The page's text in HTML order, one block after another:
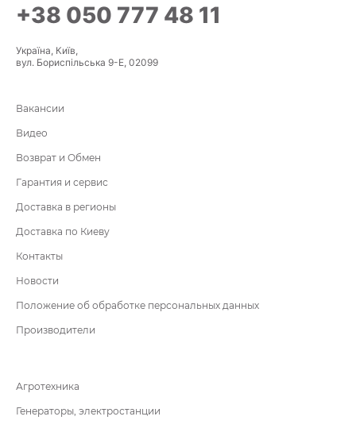
+38 050 777 48 11
Україна, Київ,
вул. Бориспільська 9-Е, 02099
Вакансии
Видео
Возврат и Обмен
Гарантия и сервис
Доставка в регионы
Доставка по Киеву
Контакты
Новости
Положение об обработке персональных данных
Производители
Агротехника
Генераторы, электростанции